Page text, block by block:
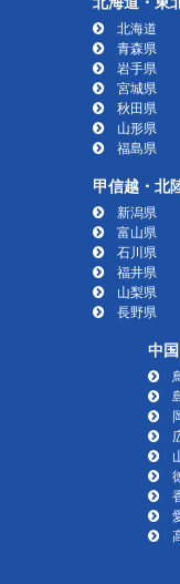
北海道
青森県
岩手県
宮城県
秋田県
山形県
福島県
甲信越・北
新潟県
富山県
石川県
福井県
山梨県
長野県
中